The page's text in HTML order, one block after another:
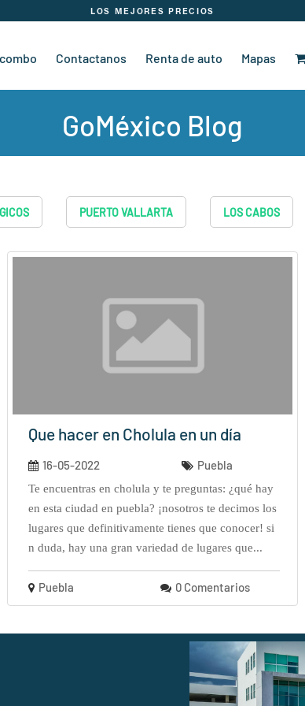
LOS MEJORES PRECIOS
Contactanos Renta de auto Mapas
GoMéxico Blog
PUERTO VALLARTA LOS CABOS
Que hacer en Cholula en un día
16-05-2022 Puebla
te encuentras en cholula y te preguntas: ¿qué hay
en esta ciudad en puebla? ¡nosotros te decimos los
lugares que definitivamente tienes que conocer! si
n duda, hay una gran variedad de lugares que...
Puebla 0 Comentarios